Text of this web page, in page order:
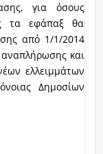
για όσους
τα εφάπαξ θα
από 1/1/2014
αναπλήρωσης και
ελλειμμάτων
Δημοσίων